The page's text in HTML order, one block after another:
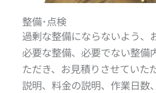
整備･点検
過剰な整備にならないよう、
必要な整備、必要でない整備
ただき、お見積りさせていた
説明、料金の説明、作業日数